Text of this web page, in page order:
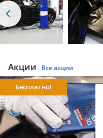
Акции Все акции
Бесплатно!